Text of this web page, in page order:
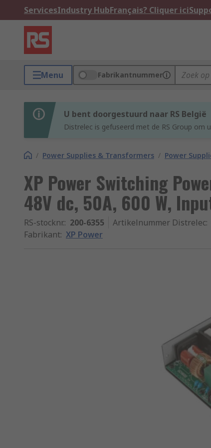
ServicesIndustry HubFrançais? Cliquer ici
Menu Fabrikantnummer
U bent doorgestuurd naar RS België
Distrelec is gefuseerd met de RS Group om
/ Power Supplies & Transformers / Power
XP Power Switching
48V dc, 50A, 600 W,
RS-stocknr.: 200-6355 Artikelnummer Distrelec:
Fabrikant: XP Power